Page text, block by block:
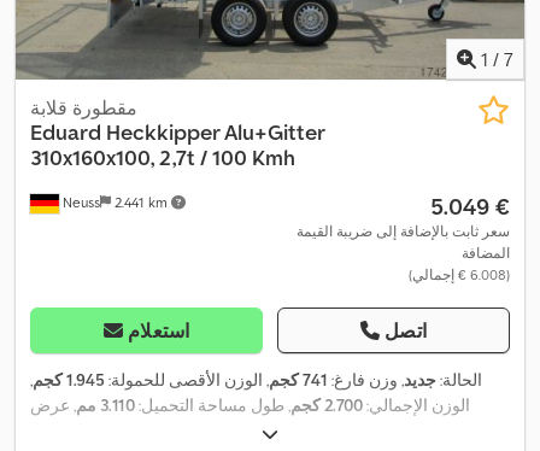
1 / 7
Neuss 2.441 km
مقطورة قلابة
Eduard Heckkipper Alu+Gitter
310x160x100, 2,7t / 100 Kmh
‏5.049 €
سعر ثابت بالإضافة إلى ضريبة القيمة
المضافة
(‏6.008 € إجمالي)
استعلام اتصل
الحالة:جديد, وزن فارغ: 741 كجم , الوزن الأقصى للحمولة: 1.945 كجم
,
الوزن الإجمالي:2.700 كجم , طول مساحة التحميل:3.110 مم
, عرض
1.563 مم